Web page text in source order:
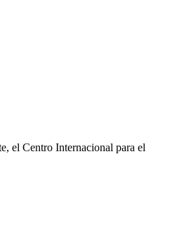
el Centro Internacional para el